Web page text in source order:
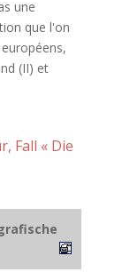
une
que l'on
(II) et
Fall « Die